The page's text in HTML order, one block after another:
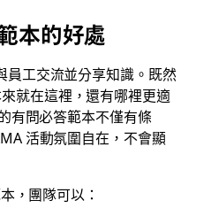
本的好處
員工交流並分享知識。既然
就在這裡，還有哪裡更適
有問必答範本不僅有條
活動氛圍自在，不會顯
，團隊可以：